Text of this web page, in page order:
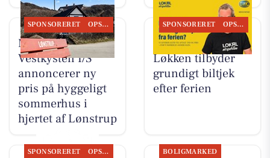
SPONSORERET OPSLAGSTAVLEN
Mæglerhuset
Vestkysten I/S
annoncerer ny
pris på hyggeligt
sommerhus i
hjertet af Lønstrup
SPONSORERET OPSLAGSTAVLEN
Autogården
Løkken tilbyder
grundigt biltjek
efter ferien
SPONSORERET OPSLAGSTAVLEN BOLIGMARKED